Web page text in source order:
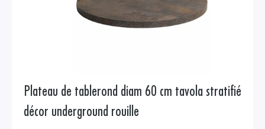
Plateau de tablerond diam 60 cm tavola stratifié
décor underground rouille